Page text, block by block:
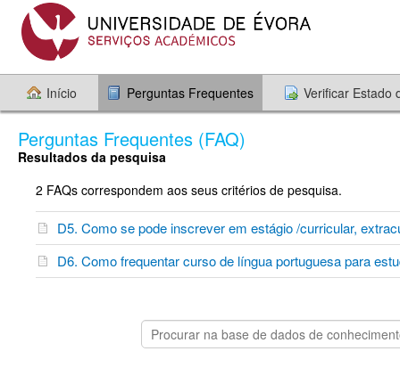
Início Perguntas Frequentes Verificar Estado
Perguntas Frequentes (FAQ)
Resultados da pesquisa
2 FAQs correspondem aos seus critérios de pesquisa.
D5. Como se pode inscrever em estágio /curricular,
D6. Como frequentar curso de língua portuguesa para